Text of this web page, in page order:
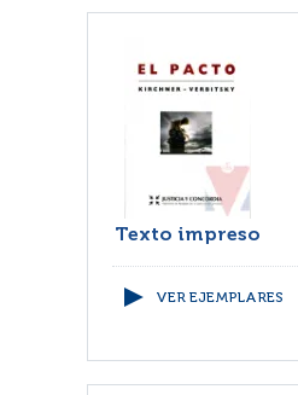
Texto impreso
VER EJEMPLARES